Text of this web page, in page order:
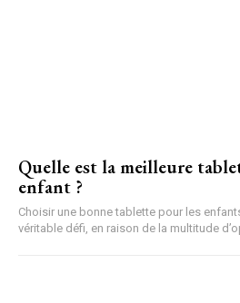
Quelle est la meilleure
enfant ?
Choisir une bonne tablette pour les
véritable défi, en raison de la multitude